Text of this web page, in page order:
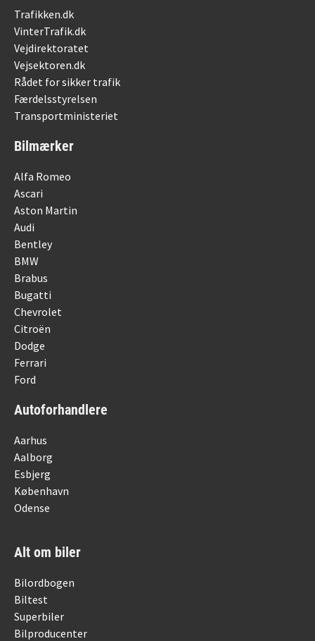
Trafikken.dk
VinterTrafik.dk
Vejdirektoratet
Vejsektoren.dk
Rådet for sikker trafik
Færdelsstyrelsen
Transportministeriet
Bilmærker
Alfa Romeo
Ascari
Aston Martin
Audi
Bentley
BMW
Brabus
Bugatti
Chevrolet
Citroën
Dodge
Ferrari
Ford
Autoforhandlere
Aarhus
Aalborg
Esbjerg
København
Odense
Alt om biler
Bilordbogen
Biltest
Superbiler
Bilproducenter